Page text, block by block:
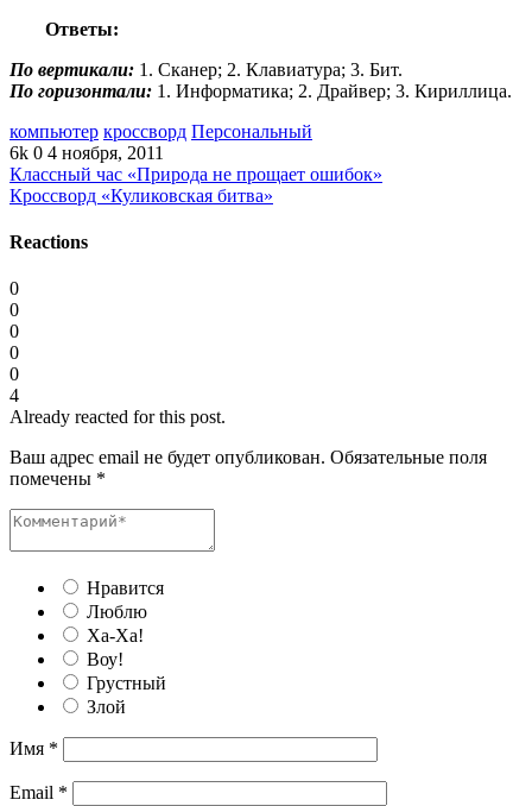
Ответы:
По вертикали: 1. Сканер; 2. Клавиатура; 3. Бит.
По горизонтали: 1. Информатика; 2. Драйвер; 3. Кириллица.
компьютер кроссворд Персональный
6k 0 4 ноября, 2011
Классный час «Природа не прощает ошибок»
Кроссворд «Куликовская битва»
Reactions
0
0
0
0
0
4
Already reacted for this post.
Ваш адрес email не будет опубликован. Обязательные поля
помечены *
Нравится
Люблю
Ха-Ха!
Воу!
Грустный
Злой
Имя *
Email *